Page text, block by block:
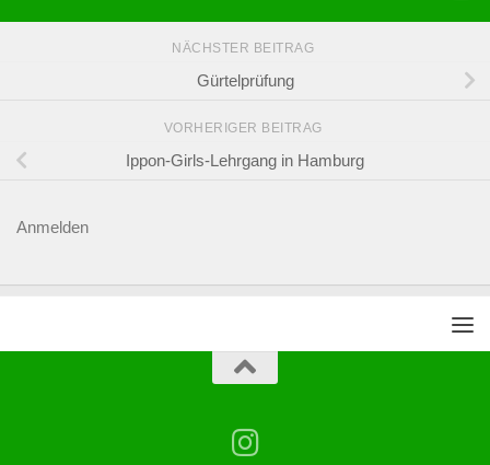
NÄCHSTER BEITRAG
Gürtelprüfung
VORHERIGER BEITRAG
Ippon-Girls-Lehrgang in Hamburg
Anmelden